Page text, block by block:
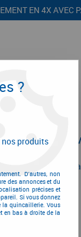
EN 4X AVEC
LA
Couvercle
BLANC
?
nos produits
D'autres, non
des annonces et du
précises et
Si vous donnez
la quincaillerie. Vous
en bas à droite de la